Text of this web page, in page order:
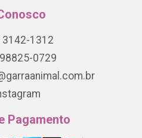
3142-1312
0729
Pagamento